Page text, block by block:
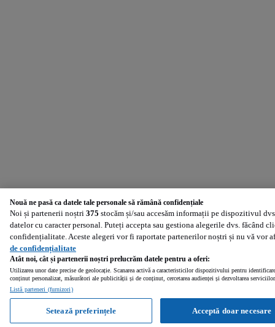
Nouă ne pasă ca datele tale personale să rămână confidențiale
Noi și partenerii noștri 375 stocăm și/sau accesăm informații pe dispozitivul
datelor cu caracter personal. Puteți accepta sau gestiona alegerile dvs. făcând
confidențialitate. Aceste alegeri vor fi raportate partenerilor noștri și nu vă vor
de confidențialitate
Atât noi, cât și partenerii noștri prelucrăm datele pentru a oferi:
Utilizarea unor date precise de geolocație. Scanarea activă a caracteristicilor dispozitivului pentru
conținut personalizat, măsurători ale publicității și de conținut, cercetarea audienței și dezvoltarea
Listă parteneri (furnizori)
Acceptă doar necesare
Setează preferințele